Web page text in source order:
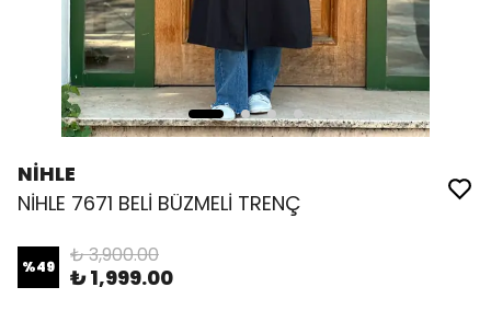
NİHLE
NİHLE 7671 BELİ BÜZMELİ TRENÇ
%49 ₺ 3,900.00
₺ 1,999.00